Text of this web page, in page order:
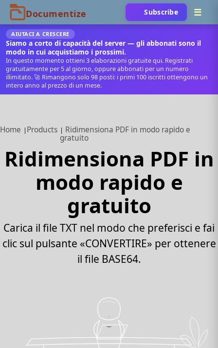
Subscribe
AIUTACI A CRESCERE
Siamo a corto di capacità del server — gli abbonati sono il
modo in cui acquistiamo i prossimi.
In questo momento ottieni 3 elaborazioni gratuite qui. Registrati
gratuitamente per 5 al giorno, oppure abbonati per un numero
illimitato. 🚀 Rimangono solo 98 posti: i primi 100 iscritti ottengono un
intero anno al prezzo di un mese.
Home Products
Ridimensiona PDF in modo rapido e
gratuito
Ridimensiona PDF in
modo rapido e
gratuito
Carica il file TXT nel modo che preferisci e fai
clic sul pulsante «CONVERTIRE» per ottenere
il file BASE64.